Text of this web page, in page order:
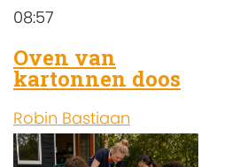
08:57
Oven van
kartonnen doos
Robin Bastiaan